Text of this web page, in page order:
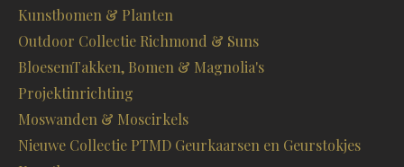
Kunstbomen & Planten
Outdoor Collectie Richmond & Suns
BloesemTakken, Bomen & Magnolia's
Projektinrichting
Moswanden & Moscirkels
Nieuwe Collectie PTMD Geurkaarsen en Geurstokjes